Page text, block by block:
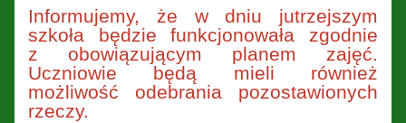
Informujemy, że w dniu jutrzejszym
szkoła będzie funkcjonowała zgodnie
z obowiązującym planem zajęć.
Uczniowie będą mieli również
możliwość odebrania pozostawionych
rzeczy.